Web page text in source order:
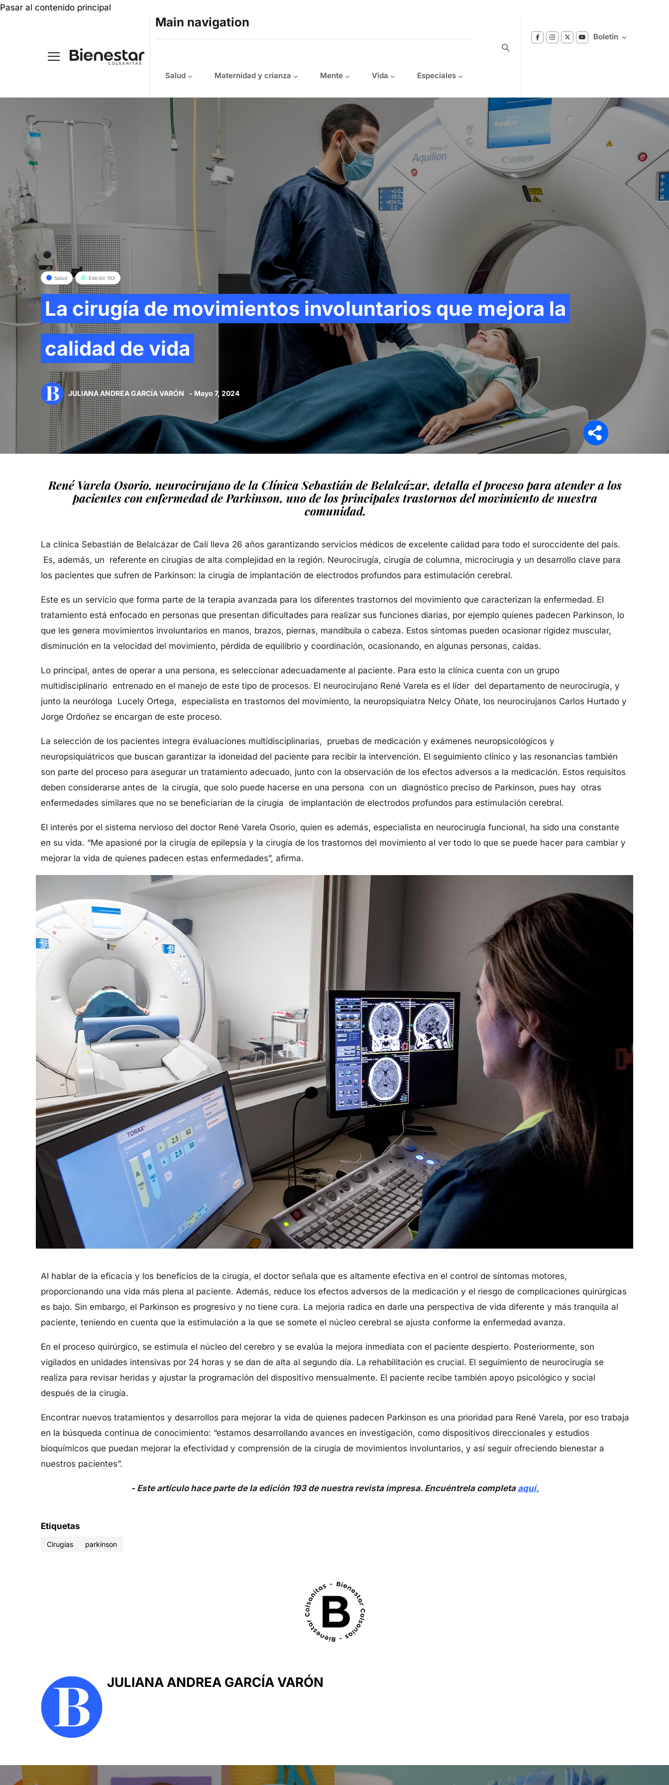
Pasar al contenido principal
Main navigation
Salud Maternidad y crianza Mente Vida Especiales
Boletín
Suscríbase a nuestro boletín
Reciba notificaciones sobre los temas de
Bienestar que le interesan.
Síganos en
Salud Edición 193
La cirugía de movimientos involuntarios que mejora la
calidad de vida
JULIANA ANDREA GARCÍA VARÓN - Mayo 7, 2024
René Varela Osorio, neurocirujano de la Clínica Sebastián de Belalcázar, detalla el proceso para atender a los
pacientes con enfermedad de Parkinson, uno de los principales trastornos del movimiento de nuestra
comunidad.
La clínica Sebastián de Belalcázar de Cali lleva 26 años garantizando servicios médicos de excelente calidad para todo el suroccidente del país.
Es, además, un referente en cirugías de alta complejidad en la región. Neurocirugía, cirugía de columna, microcirugía y un desarrollo clave para
los pacientes que sufren de Parkinson: la cirugía de implantación de electrodos profundos para estimulación cerebral.
Este es un servicio que forma parte de la terapia avanzada para los diferentes trastornos del movimiento que caracterizan la enfermedad. El
tratamiento está enfocado en personas que presentan dificultades para realizar sus funciones diarias, por ejemplo quienes padecen Parkinson, lo
que les genera movimientos involuntarios en manos, brazos, piernas, mandíbula o cabeza. Estos síntomas pueden ocasionar rigidez muscular,
disminución en la velocidad del movimiento, pérdida de equilibrio y coordinación, ocasionando, en algunas personas, caídas.
Lo principal, antes de operar a una persona, es seleccionar adecuadamente al paciente. Para esto la clínica cuenta con un grupo
multidisciplinario entrenado en el manejo de este tipo de procesos. El neurocirujano René Varela es el líder del departamento de neurocirugía, y
junto la neuróloga Lucely Ortega, especialista en trastornos del movimiento, la neuropsiquiatra Nelcy Oñate, los neurocirujanos Carlos Hurtado y
Jorge Ordoñez se encargan de este proceso.
La selección de los pacientes integra evaluaciones multidisciplinarias, pruebas de medicación y exámenes neuropsicológicos y
neuropsiquiátricos que buscan garantizar la idoneidad del paciente para recibir la intervención. El seguimiento clínico y las resonancias también
son parte del proceso para asegurar un tratamiento adecuado, junto con la observación de los efectos adversos a la medicación. Estos requisitos
deben considerarse antes de la cirugía, que solo puede hacerse en una persona con un diagnóstico preciso de Parkinson, pues hay otras
enfermedades similares que no se beneficiarían de la cirugía de implantación de electrodos profundos para estimulación cerebral.
El interés por el sistema nervioso del doctor René Varela Osorio, quien es además, especialista en neurocirugía funcional, ha sido una constante
en su vida. “Me apasioné por la cirugía de epilepsia y la cirugía de los trastornos del movimiento al ver todo lo que se puede hacer para cambiar y
mejorar la vida de quienes padecen estas enfermedades”, afirma.
Al hablar de la eficacia y los beneficios de la cirugía, el doctor señala que es altamente efectiva en el control de síntomas motores,
proporcionando una vida más plena al paciente. Además, reduce los efectos adversos de la medicación y el riesgo de complicaciones quirúrgicas
es bajo. Sin embargo, el Parkinson es progresivo y no tiene cura. La mejoría radica en darle una perspectiva de vida diferente y más tranquila al
paciente, teniendo en cuenta que la estimulación a la que se somete el núcleo cerebral se ajusta conforme la enfermedad avanza.
En el proceso quirúrgico, se estimula el núcleo del cerebro y se evalúa la mejora inmediata con el paciente despierto. Posteriormente, son
vigilados en unidades intensivas por 24 horas y se dan de alta al segundo día. La rehabilitación es crucial. El seguimiento de neurocirugía se
realiza para revisar heridas y ajustar la programación del dispositivo mensualmente. El paciente recibe también apoyo psicológico y social
después de la cirugía.
Encontrar nuevos tratamientos y desarrollos para mejorar la vida de quienes padecen Parkinson es una prioridad para René Varela, por eso trabaja
en la búsqueda continua de conocimiento: “estamos desarrollando avances en investigación, como dispositivos direccionales y estudios
bioquímicos que puedan mejorar la efectividad y comprensión de la cirugía de movimientos involuntarios, y así seguir ofreciendo bienestar a
nuestros pacientes”.
- Este artículo hace parte de la edición 193 de nuestra revista impresa. Encuéntrela completa aquí.
Etiquetas
Cirugías parkinson
JULIANA ANDREA GARCÍA VARÓN